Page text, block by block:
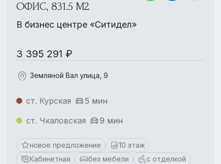
ОФИС, 831.5 М2
В бизнес центре «Ситидел»
3 395 291 ₽
Земляной Вал улица, 9
ст. Курская
5 мин
ст. Чкаловская
9 мин
новое предложение
10 этаж
Кабинетная
без мебели с отделкой